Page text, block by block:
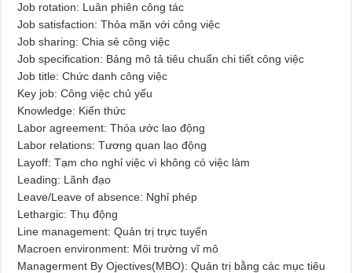
Job rotation: Luân phiên công tác
Job satisfaction: Thỏa mãn với công việc
Job sharing: Chia sẻ công việc
Job specification: Bảng mô tả tiêu chuẩn chi tiết công việc
Job title: Chức danh công việc
Key job: Công việc chủ yếu
Knowledge: Kiến thức
Labor agreement: Thỏa ước lao động
Labor relations: Tương quan lao động
Layoff: Tạm cho nghỉ việc vì không có việc làm
Leading: Lãnh đạo
Leave/Leave of absence: Nghỉ phép
Lethargic: Thụ động
Line management: Quản trị trực tuyến
Macroen environment: Môi trường vĩ mô
Managerment By Ojectives(MBO): Quản trị bằng các mục tiêu